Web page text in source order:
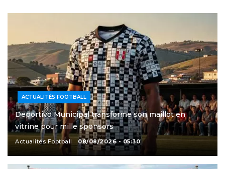
ACTUALITÉS FOOTBALL
Deportivo Municipal transforme son maillot en
vitrine pour mille sponsors
Actualités Football 08/08/2026 - 05:30